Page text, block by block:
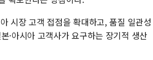
시장 고객 접점을 확대하고, 품질 일관성
·아시아 고객사가 요구하는 장기적 생산